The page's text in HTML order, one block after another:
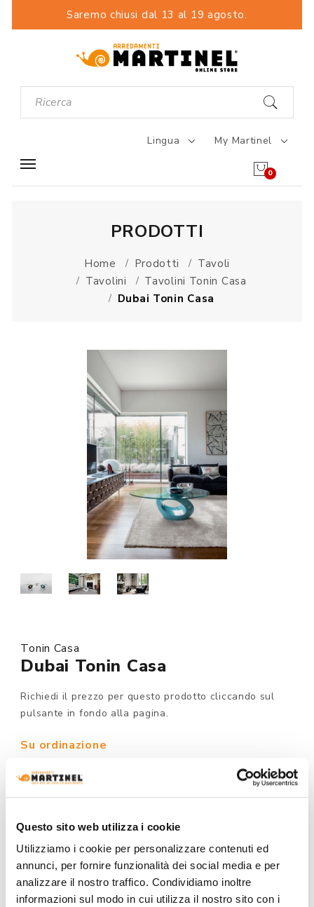
Questo sito web utilizza i cookie
Utilizziamo i cookie per personalizzare contenuti ed
annunci, per fornire funzionalità dei social media e per
analizzare il nostro traffico. Condividiamo inoltre
informazioni sul modo in cui utilizza il nostro sito con i
Saremo chiusi dal 13 al 19 agosto.
Lingua My Martinel
0
PRODOTTI
Home Prodotti
Tavoli
Tavolini
Tavolini Tonin Casa
Dubai Tonin Casa
Tonin Casa
Dubai Tonin Casa
Richiedi il prezzo per questo prodotto cliccando sul
pulsante in fondo alla pagina.
Su ordinazione
MODELLO :
FINITURA STRUTTURA: